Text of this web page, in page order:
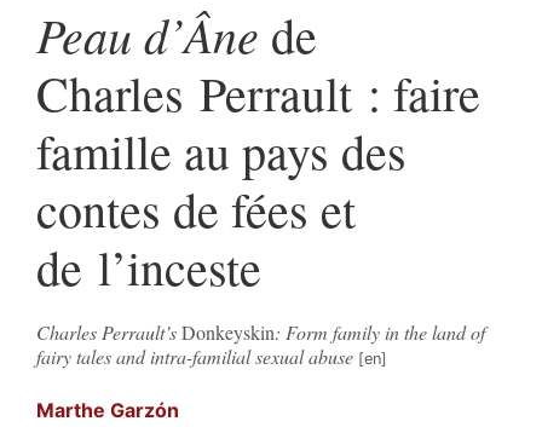
Peau d’Âne de
Charles Perrault : faire
famille au pays des
contes de fées et
de l’inceste
Charles Perrault’sDonkeyskin: Form family in the land of
fairy tales and intra-familial sexual abuse
Marthe Garzón